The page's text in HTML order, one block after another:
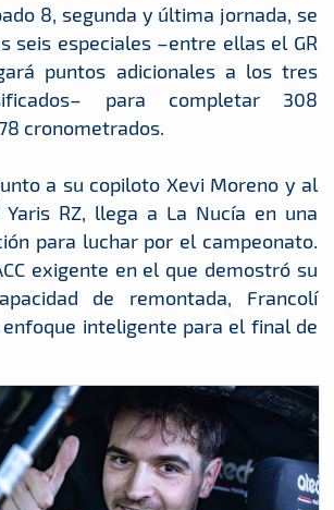
8, segunda y última jornada, se
seis especiales –entre ellas el GR
puntos adicionales a los tres
para completar 308
cronometrados.
a su copiloto Xevi Moreno y al
RZ, llega a La Nucía en una
para luchar por el campeonato.
exigente en el que demostró su
de remontada, Francolí
inteligente para el final de